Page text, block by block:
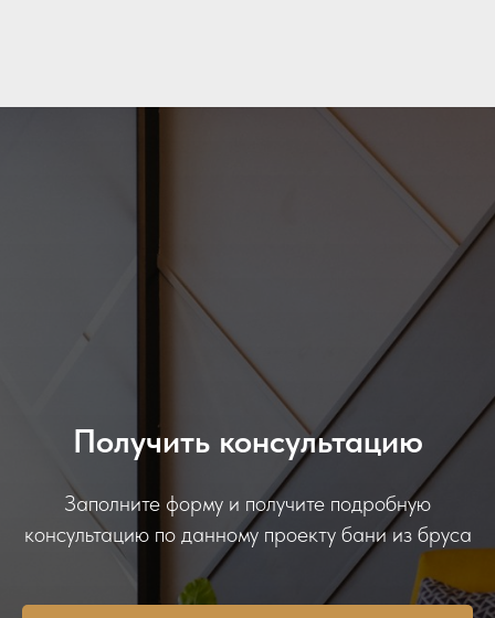
Получить консультацию
Заполните форму и получите подробную
консультацию по данному проекту бани из бруса